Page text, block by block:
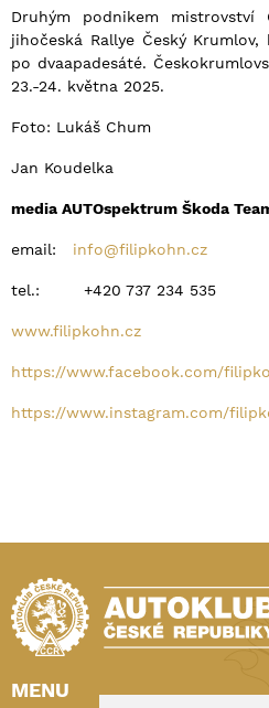
Druhým podnikem
jihočeská Rallye Český
po dvaapadesáté.
23.-24. května 2025.
Foto: Lukáš Chum
Jan Koudelka
media AUTOspektrum Škoda
email: info@filipkohn.cz
tel.: +420 737 234 535
www.filipkohn.cz
https://www.facebook.com/
https://www.instagram.com/
MENU